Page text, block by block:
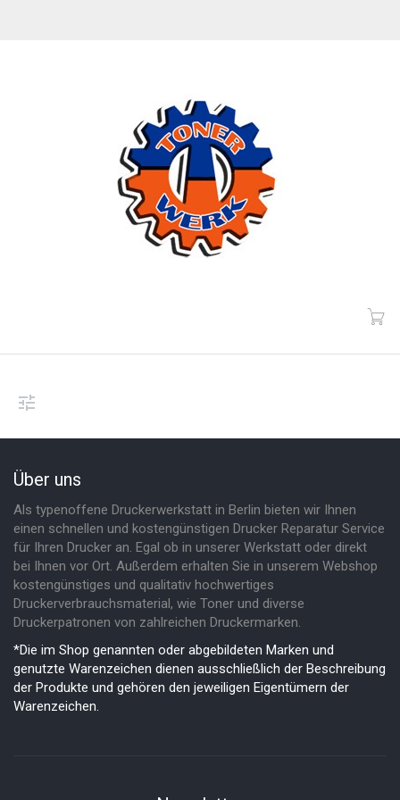
Über uns
Als typenoffene Druckerwerkstatt in Berlin bieten wir Ihnen
einen schnellen und kostengünstigen Drucker Reparatur Service
für Ihren Drucker an. Egal ob in unserer Werkstatt oder direkt
bei Ihnen vor Ort. Außerdem erhalten Sie in unserem Webshop
kostengünstiges und qualitativ hochwertiges
Druckerverbrauchsmaterial, wie Toner und diverse
Druckerpatronen von zahlreichen Druckermarken.
*Die im Shop genannten oder abgebildeten Marken und
genutzte Warenzeichen dienen ausschließlich der Beschreibung
der Produkte und gehören den jeweiligen Eigentümern der
Warenzeichen.